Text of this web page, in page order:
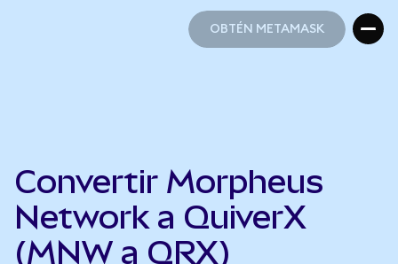
OBTÉN METAMASK
Convertir Morpheus
Network a QuiverX
(MNW a QRX)